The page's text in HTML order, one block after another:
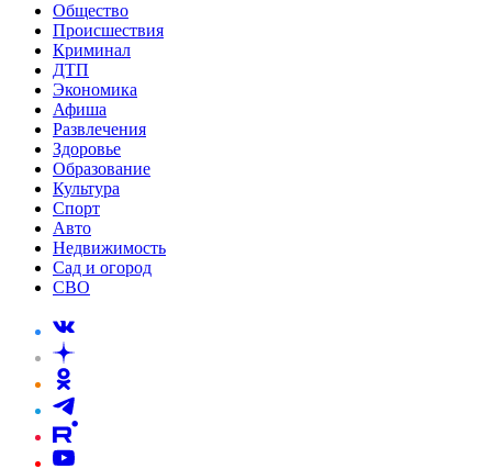
Общество
Происшествия
Криминал
ДТП
Экономика
Афиша
Развлечения
Здоровье
Образование
Культура
Спорт
Авто
Недвижимость
Сад и огород
СВО